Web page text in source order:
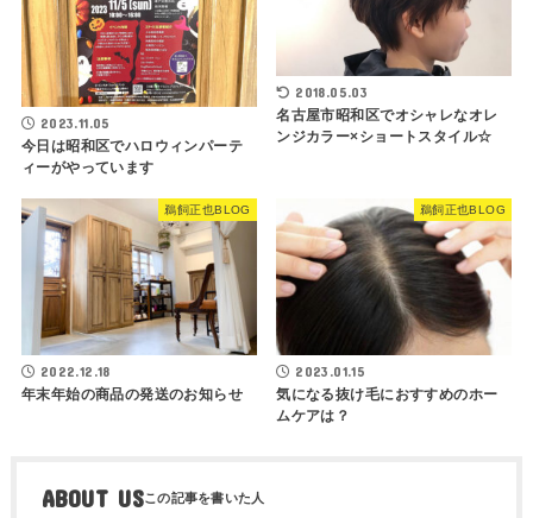
2023.11.05
今日は昭和区でハロウィンパーテ
ィーがやっています
2018.05.03
名古屋市昭和区でオシャレなオレ
ンジカラー×ショートスタイル☆
鵜飼正也BLOG
2022.12.18
年末年始の商品の発送のお知らせ
鵜飼正也BLOG
2023.01.15
気になる抜け毛におすすめのホー
ムケアは？
ABOUT US